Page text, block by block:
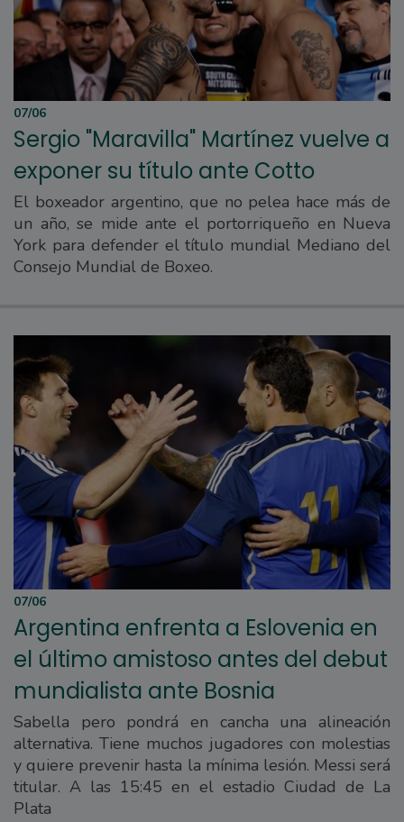
07/06
Sergio "Maravilla" Martínez vuelve a
exponer su título ante Cotto
El boxeador argentino, que no pelea hace más de
un año, se mide ante el portorriqueño en Nueva
York para defender el título mundial Mediano del
Consejo Mundial de Boxeo.
07/06
Argentina enfrenta a Eslovenia en
el último amistoso antes del debut
mundialista ante Bosnia
Sabella pero pondrá en cancha una alineación
alternativa. Tiene muchos jugadores con molestias
y quiere prevenir hasta la mínima lesión. Messi será
titular. A las 15:45 en el estadio Ciudad de La
Plata